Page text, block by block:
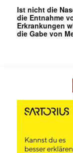
Ist nicht die
die Entnahme
Erkrankungen
die Gabe von